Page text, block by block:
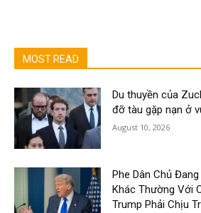
MOST READ
Du thuyền của
đỡ tàu gặp nạn ở
August 10, 2026
Phe Dân Chủ
Khác Thường Với
Trump Phải Chịu